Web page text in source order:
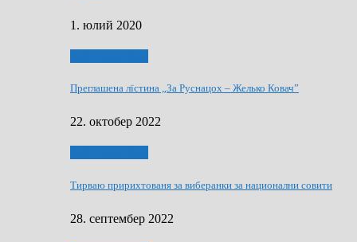
1. юлий 2020
Преглашена лїстина „За Руснацох – Желько Ковач”
22. октобер 2022
Тирваю пририхтованя за виберанки за национални совити
28. септембер 2022